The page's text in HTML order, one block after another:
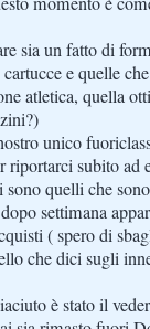
sia un fatto di
e quelle
atletica, quella
unico
riportarci subito ad
quelli che
settimana
( spero di
che dici sugli
è stato il